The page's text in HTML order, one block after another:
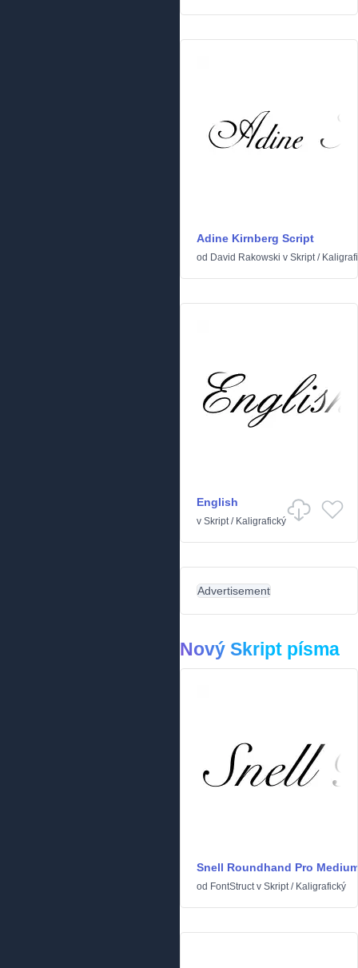
Adine Kirnberg Script
od David Rakowski v Skript/
English
v Skript/ Kaligrafický
Advertisement
Nový Skript písma
Snell Roundhand Pro
od FontStructv Skript/ Kaligrafický